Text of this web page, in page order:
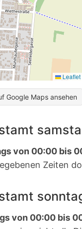
Leaflet
Google Maps ansehen
von 00:00 bis
Zeiten
von 00:00 bis